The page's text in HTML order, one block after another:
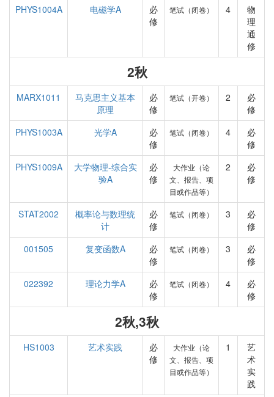
PHYS1004A 电磁学A
必
修
笔试（闭卷） 4
物
理
通
修
2秋
MARX1011
马克思主义基本
原理
必
修
笔试（开卷） 2
必
修
PHYS1003A
光学A
必
修
笔试（闭卷） 4
必
修
PHYS1009A
大学物理-综合实
验A
必
修
大作业（论
文、报告、项
目或作品等）
2
必
修
STAT2002
概率论与数理统
计
必
修
笔试（闭卷） 3
必
修
001505
复变函数A
必
修
笔试（闭卷） 3
必
修
022392
理论力学A
必
修
笔试（闭卷） 4
必
修
2秋,3秋
HS1003 艺术实践
必
修
大作业（论
文、报告、项
目或作品等）
1
艺
术
实
践